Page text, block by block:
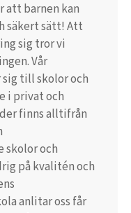
att barnen kan
säkert sätt! Att
sig tror vi
Vår
till skolor och
i privat och
finns alltifrån
och
på kvalitén och
anlitar oss får